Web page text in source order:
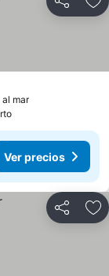
Compartir
mar
Ver precios
Compartir